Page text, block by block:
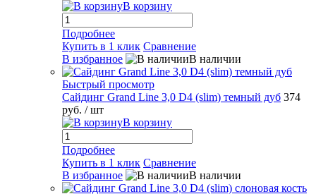
В корзину
Подробнее
Купить в 1 клик Сравнение
В избранное
В наличии
Быстрый просмотр
Сайдинг Grand Line 3,0 D4 (slim) темный дуб 374
руб. / шт
В корзину
Подробнее
Купить в 1 клик Сравнение
В избранное
В наличии